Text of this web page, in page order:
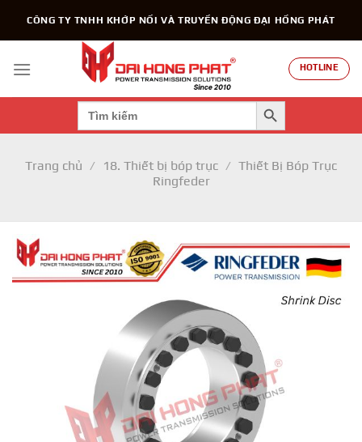
dung
CÔNG TY TNHH KHỚP NỐI VÀ TRUYỀN ĐỘNG ĐẠI HỒNG PHÁT
HOTLINE
Search
for:
SEARCH BUTTON
Trang chủ / 18. Thiết bị bóp trục / Thiết Bị Bóp Trục
Ringfeder